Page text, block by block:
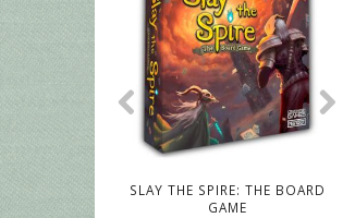
SLAY THE SPIRE: THE BOARD
GAME